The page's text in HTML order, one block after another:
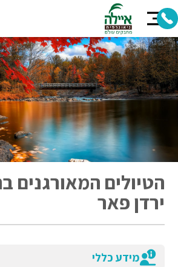
הטיולים המאורגנים
ירדן פאר
מידע כללי